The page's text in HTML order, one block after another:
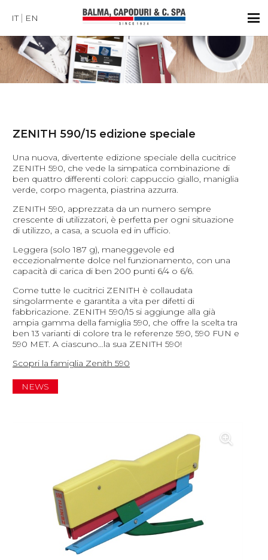
IT EN
ZENITH 590/15 edizione speciale
Una nuova, divertente edizione speciale della cucitrice
ZENITH 590, che vede la simpatica combinazione di
ben quattro differenti colori: cappuccio giallo, maniglia
verde, corpo magenta, piastrina azzurra.
ZENITH 590, apprezzata da un numero sempre
crescente di utilizzatori, è perfetta per ogni situazione
di utilizzo, a casa, a scuola ed in ufficio.
Leggera (solo 187 g), maneggevole ed
eccezionalmente dolce nel funzionamento, con una
capacità di carica di ben 200 punti 6/4 o 6/6.
Come tutte le cucitrici ZENITH è collaudata
singolarmente e garantita a vita per difetti di
fabbricazione. ZENITH 590/15 si aggiunge alla già
ampia gamma della famiglia 590, che offre la scelta tra
ben 13 varianti di colore tra le referenze 590, 590 FUN e
590 MET. A ciascuno…la sua ZENITH 590!
Scopri la famiglia Zenith 590
NEWS